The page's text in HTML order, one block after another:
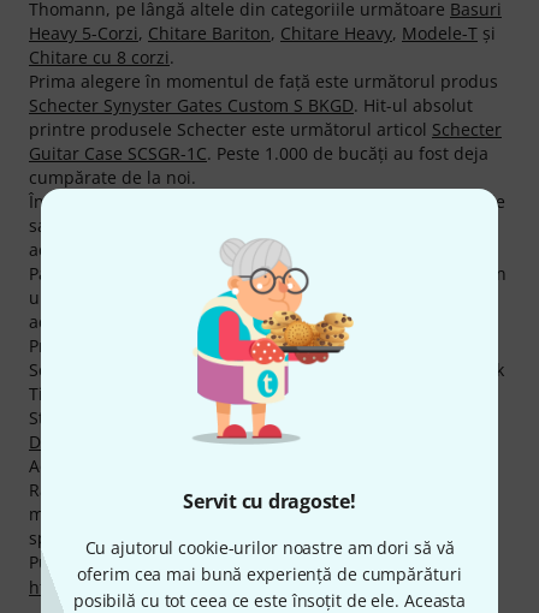
Servit cu dragoste!
Cu ajutorul cookie-urilor noastre am dori să vă
oferim cea mai bună experiență de cumpărături
posibilă cu tot ceea ce este însoțit de ele. Aceasta
Thomann, pe lângă altele din categoriile următoare Basuri
Heavy 5-Corzi, Chitare Bariton, Chitare Heavy, Modele-T şi
Chitare cu 8 corzi.
Prima alegere în momentul de faţă este următorul produs
Schecter Synyster Gates Custom S BKGD. Hit-ul absolut
printre produsele Schecter este următorul articol Schecter
Guitar Case SCSGR-1C. Peste 1.000 de bucăţi au fost deja
cumpărate de la noi.
În mod normal Schecter acordă 2 ani garanţie la produsele
sale însă prin garanţia de 3 ani la Thomann sunteţi
acoperiţi pentru încă un an an în plus.
Paginile produselor Schecter au cele mai multe accesări. În
ultima lună clienţii noştri au vizitat paginile cu produsele
acestui producător de peste 200.000 de ori.
Printre muzicienii renumiţi care utilizează echipamente
Schecter se numără următoriiThe Cure
, Papa Roach, Black
Tide, Black Label Society, Avenged Sevenfold, The Adicts,
Stone Temple Pilots, Nevermore,
Donegan
Acordăm deasemenea pentru produsele Schecter,
Rambursarea Banilor în 30 de Zile, 3 ani garanţie cât şi
multe alte servicii cum ar fi asistenţa pe site asigurată de
specialişti calificaţi,etc.
Puteți găsi mai multe informații despre producător pe
http://www.schecterguitars.com